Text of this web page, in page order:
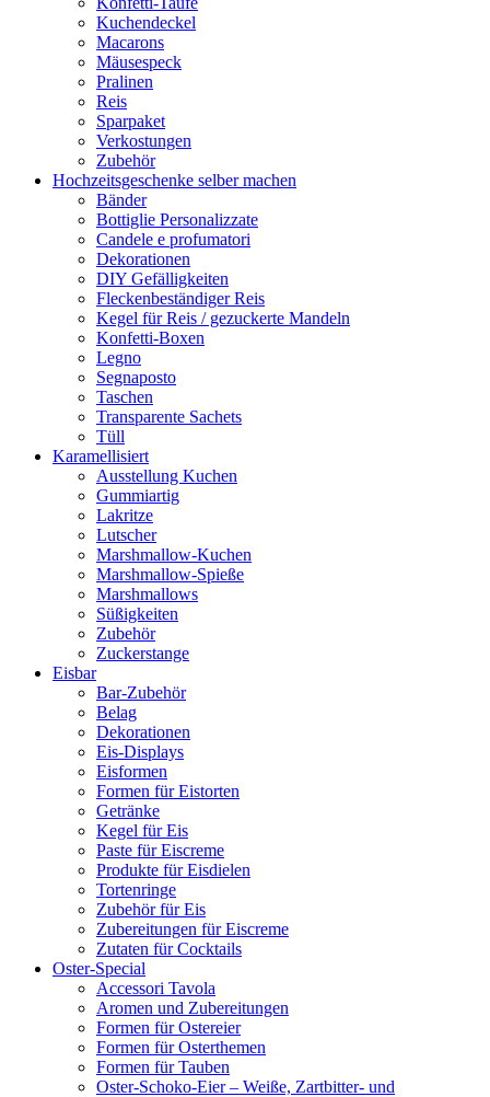
Kuchendeckel
Macarons
Mäusespeck
Pralinen
Reis
Sparpaket
Verkostungen
Zubehör
Hochzeitsgeschenke selber machen
Bänder
Bottiglie Personalizzate
Candele e profumatori
Dekorationen
DIY Gefälligkeiten
Fleckenbeständiger Reis
Kegel für Reis / gezuckerte Mandeln
Konfetti-Boxen
Legno
Segnaposto
Taschen
Transparente Sachets
Tüll
Karamellisiert
Ausstellung Kuchen
Gummiartig
Lakritze
Lutscher
Marshmallow-Kuchen
Marshmallow-Spieße
Marshmallows
Süßigkeiten
Zubehör
Zuckerstange
Eisbar
Bar-Zubehör
Belag
Dekorationen
Eis-Displays
Eisformen
Formen für Eistorten
Getränke
Kegel für Eis
Paste für Eiscreme
Produkte für Eisdielen
Tortenringe
Zubehör für Eis
Zubereitungen für Eiscreme
Zutaten für Cocktails
Oster-Special
Accessori Tavola
Aromen und Zubereitungen
Formen für Ostereier
Formen für Osterthemen
Formen für Tauben
Oster-Schoko-Eier – Weiße, Zartbitter- und